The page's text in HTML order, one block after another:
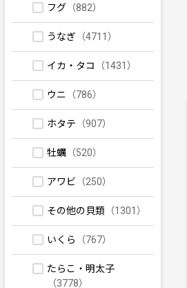
フグ （882）
うなぎ （4711）
イカ・タコ （1431）
ウニ （786）
ホタテ （907）
牡蠣 （520）
アワビ （250）
その他の貝類 （1301）
いくら （767）
たらこ・明太子
（3778）